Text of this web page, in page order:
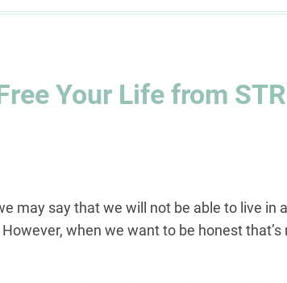
Your Life from
may say that we will not be able to live in a
when we want to be honest that’s